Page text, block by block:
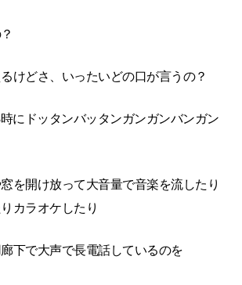
けどさ、いったいどの口が言うの？
にドッタンバッタンガンガンバンガン
を開け放って大音量で音楽を流したり
カラオケしたり
下で大声で長電話しているのを